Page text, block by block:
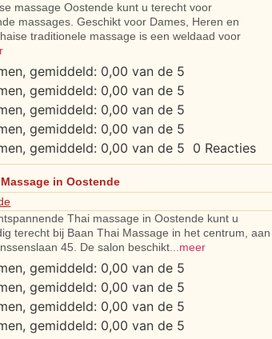
massage Oostende kunt u terecht voor
massages. Geschikt voor Dames, Heren en
traditionele massage is een weldaad voor
0 Reacties
in Oostende
Thai massage in Oostende kunt u
terecht bij Baan Thai Massage in het centrum, aan
45. De salon beschikt...meer